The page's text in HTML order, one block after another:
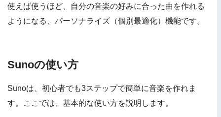
使えば使うほど、自分の音楽の好みに合った曲を作れる
ようになる、パーソナライズ（個別最適化）機能です。
Sunoの使い方
Sunoは、初心者でも3ステップで簡単に音楽を作れま
す。ここでは、基本的な使い方を説明します。